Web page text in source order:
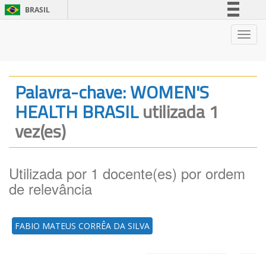
BRASIL
Legislação
Canais
Palavra-chave: WOMEN'S
HEALTH BRASILutilizada 1
vez(es)
Utilizada por 1 docente(es) por ordem
de relevância
FABIO MATEUS CORRÊA DA SILVA